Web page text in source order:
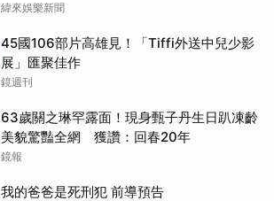
緯來娛樂新聞
45國106部片高雄見！「Tiffi外送中兒少影
展」匯聚佳作
鏡週刊
63歲關之琳罕露面！現身甄子丹生日趴凍齡
美貌驚豔全網 獲讚：回春20年
鏡報
我的爸爸是死刑犯 前導預告